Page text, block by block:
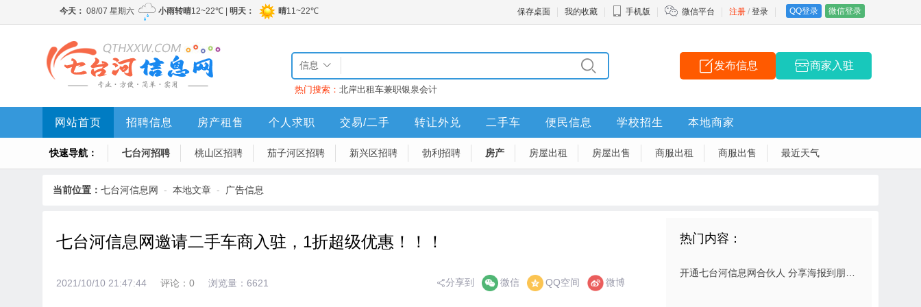
注册 / 登录 QQ登录 微信登录
保存桌面 我的收藏 手机版 微信平台
信息
热门搜索： 北岸出租车兼职银泉会计
发布信息 商家入驻
网站首页 招聘信息 房产租售 个人求职 交易/二手 转让外兑 二手车 便民信息 学校招生 本地商家
快速导航： 七台河招聘 桃山区招聘 茄子河区招聘 新兴区招聘 勃利招聘 房产 房屋出租 房屋出售 商服出租 商服出售 最近天气
当前位置： 七台河信息网 - 本地文章 - 广告信息
七台河信息网邀请二手车商入驻，1折超级优惠！！！
2021/10/10 21:47:44 评论：0 浏览量：6621 分享到 微信 QQ空间 微博
热门内容：